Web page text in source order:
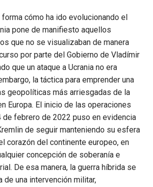
cómo ha ido evolucionando el
pone de manifiesto aquellos
que no se visualizaban de manera
por parte del Gobierno de Vladímir
que un ataque a Ucrania no era
la táctica para emprender una
geopolíticas más arriesgadas de la
Europa. El inicio de las operaciones
febrero de 2022 puso en evidencia
de seguir manteniendo su esfera
corazón del continente europeo, en
concepción de soberanía e
De esa manera, la guerra híbrida se
de una intervención militar,